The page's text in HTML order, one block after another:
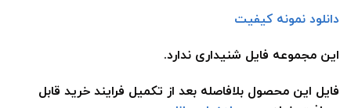
دانلود نمونه کیفیت
این مجموعه فایل شنیداری ندارد.
فایل این محصول بلافاصله بعد از تکمیل فرایند خرید قابل